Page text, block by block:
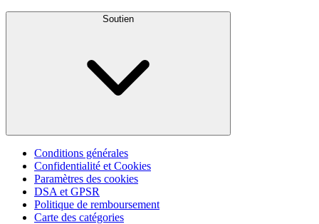
Soutien
Conditions générales
Confidentialité et Cookies
Paramètres des cookies
DSA et GPSR
Politique de remboursement
Carte des catégories